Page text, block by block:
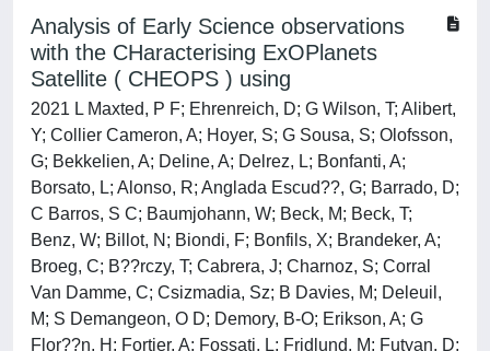
Analysis of Early Science observations
with the CHaracterising ExOPlanets
Satellite ( CHEOPS ) using
2021 L Maxted, P F; Ehrenreich, D; G Wilson, T; Alibert,
Y; Collier Cameron, A; Hoyer, S; G Sousa, S; Olofsson,
G; Bekkelien, A; Deline, A; Delrez, L; Bonfanti, A;
Borsato, L; Alonso, R; Anglada Escud??, G; Barrado, D;
C Barros, S C; Baumjohann, W; Beck, M; Beck, T;
Benz, W; Billot, N; Biondi, F; Bonfils, X; Brandeker, A;
Broeg, C; B??rczy, T; Cabrera, J; Charnoz, S; Corral
Van Damme, C; Csizmadia, Sz; B Davies, M; Deleuil,
M; S Demangeon, O D; Demory, B-O; Erikson, A; G
Flor??n, H; Fortier, A; Fossati, L; Fridlund, M; Futyan, D;